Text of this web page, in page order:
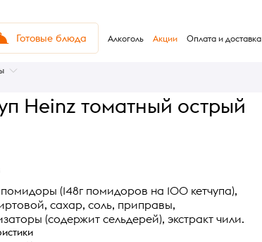
Готовые блюда Алкоголь Акции Оплата и доставка
Heinz томатный острый
(148г помидоров на 100 кетчупа),
сахар, соль, приправы,
(содержит сельдерей), экстракт чили.